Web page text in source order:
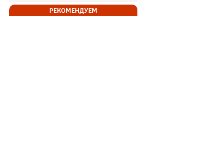
РЕКОМЕНДУЕМ